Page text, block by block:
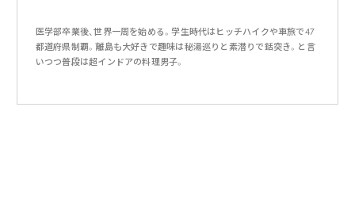
医学部卒業後、世界一周を始める。学生時代はヒッチハイクや車旅で47
都道府県制覇。離島も大好きで趣味は秘湯巡りと素潜りで銛突き。と言
いつつ普段は超インドアの料理男子。